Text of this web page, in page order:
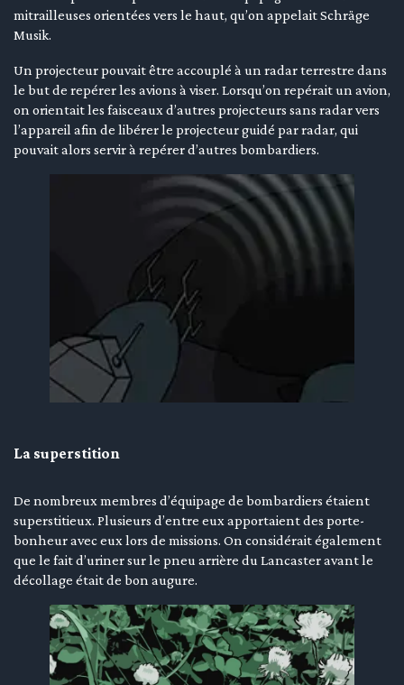
mitrailleuses orientées vers le haut, qu’on appelait Schräge
Musik.
Un projecteur pouvait être accouplé à un radar terrestre dans
le but de repérer les avions à viser. Lorsqu’on repérait un avion,
on orientait les faisceaux d’autres projecteurs sans radar vers
l’appareil afin de libérer le projecteur guidé par radar, qui
pouvait alors servir à repérer d’autres bombardiers.
La superstition
De nombreux membres d’équipage de bombardiers étaient
superstitieux. Plusieurs d’entre eux apportaient des porte-
bonheur avec eux lors de missions. On considérait également
que le fait d’uriner sur le pneu arrière du Lancaster avant le
décollage était de bon augure.